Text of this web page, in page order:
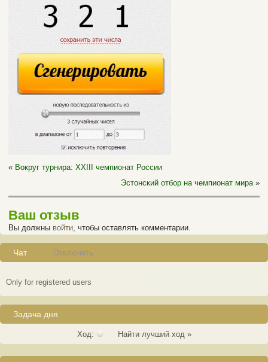
« Вокруг турнира: XXIII чемпионат России
Эстонский отбор на чемпионат мира»
Ваш отзыв
Вы должны войти, чтобы оставлять комментарии.
Чат Отключить
Only for registered users
Задача дня
Ход: Найти лучший ход »